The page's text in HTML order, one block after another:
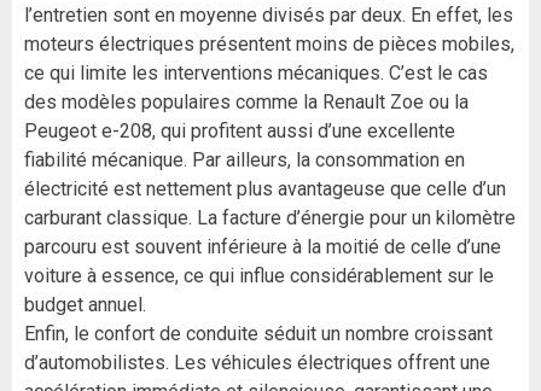
l’entretien sont en moyenne divisés par deux. En effet, les
moteurs électriques présentent moins de pièces mobiles,
ce qui limite les interventions mécaniques. C’est le cas
des modèles populaires comme la Renault Zoe ou la
Peugeot e-208, qui profitent aussi d’une excellente
fiabilité mécanique. Par ailleurs, la consommation en
électricité est nettement plus avantageuse que celle d’un
carburant classique. La facture d’énergie pour un kilomètre
parcouru est souvent inférieure à la moitié de celle d’une
voiture à essence, ce qui influe considérablement sur le
budget annuel.
Enfin, le confort de conduite séduit un nombre croissant
d’automobilistes. Les véhicules électriques offrent une